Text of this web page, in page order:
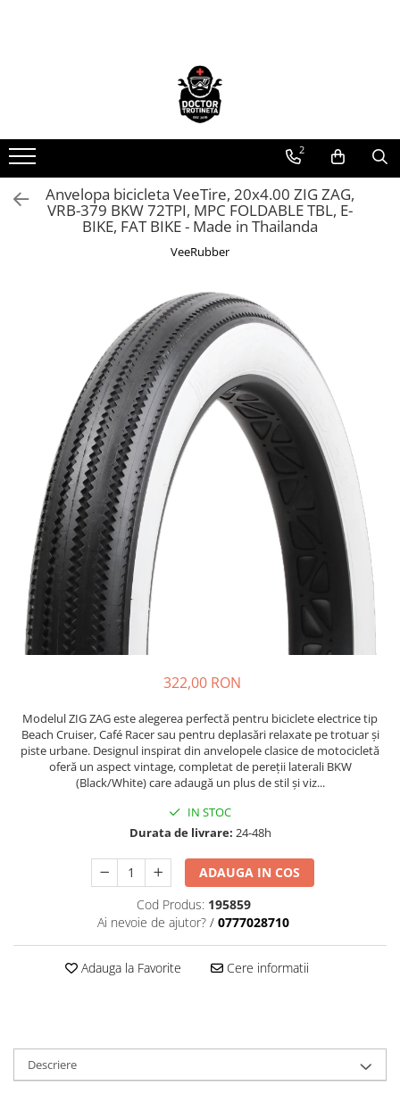
Piese de schimb
https://www.doctortrotineta.ro/electrica
Acceleratie
Display
Contact cu cheie
https://www.doctortrotineta.ro/frane
Discuri frana
Placute de frana
Manete de frana
Etrieri
https://www.doctortrotineta.ro/lumini
Stop trotineta
Faruri
https://www.doctortrotineta.ro/cadru
Aparatori (aripi)
Cricuri trotineta
Cauciucuri
https://www.doctortrotineta.ro/camere-
de-aer
https://www.doctortrotineta.ro/cauciucuri-
https://www.doctortrotineta.ro/cauciucuri-
cauciucuri-bicicleta
Cauciuc tubeless cu GEL antipană
Accesorii
Camere moto
Anvelope ATV
2
Anvelopa bicicleta VeeTire, 20x4.00 ZIG ZAG,
VRB-379 BKW 72TPI, MPC FOLDABLE TBL, E-
BIKE, FAT BIKE - Made in Thailanda
VeeRubber
322,00 RON
Modelul ZIG ZAG este alegerea perfectă pentru biciclete electrice tip
Beach Cruiser, Café Racer sau pentru deplasări relaxate pe trotuar și
piste urbane. Designul inspirat din anvelopele clasice de motocicletă
oferă un aspect vintage, completat de pereții laterali BKW
(Black/White) care adaugă un plus de stil și viz...
IN STOC
Durata de livrare: 24-48h
ADAUGA IN COS
Cod Produs: 195859
Ai nevoie de ajutor? / 0777028710
Adauga la Favorite Cere informatii
Descriere